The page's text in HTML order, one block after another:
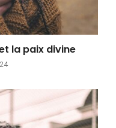
la paix divine